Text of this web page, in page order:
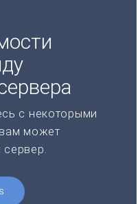
с некоторыми
может